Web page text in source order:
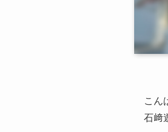
こん
石﨑